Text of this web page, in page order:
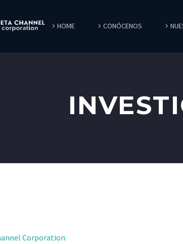
HOME CONÓCENOS
Corporation